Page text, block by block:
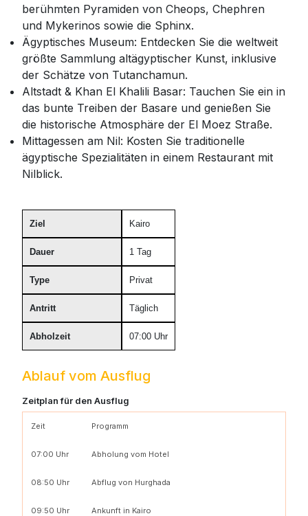
berühmten Pyramiden von Cheops, Chephren
und Mykerinos sowie die Sphinx.
Ägyptisches Museum: Entdecken Sie die weltweit
größte Sammlung altägyptischer Kunst, inklusive
der Schätze von Tutanchamun.
Altstadt & Khan El Khalili Basar: Tauchen Sie ein in
das bunte Treiben der Basare und genießen Sie
die historische Atmosphäre der El Moez Straße.
Mittagessen am Nil: Kosten Sie traditionelle
ägyptische Spezialitäten in einem Restaurant mit
Nilblick.
Ziel
Dauer
Type
Antritt
Abholzeit
Kairo
1 Tag
Privat
Täglich
07:00 Uhr
Ablauf vom Ausflug
Zeitplan für den Ausflug
Zeit Programm
07:00 Uhr Abholung vom Hotel
08:50 Uhr Abflug von Hurghada
09:50 Uhr Ankunft in Kairo